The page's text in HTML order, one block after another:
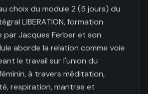
choix du module 2 (5 jours) du
LIBERATION, formation
par Jacques Ferber et son
aborde la relation comme voie
le travail sur l'union du
à travers méditation,
respiration, mantras et